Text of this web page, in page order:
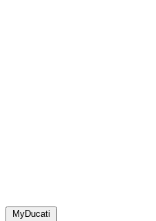
MyDucati